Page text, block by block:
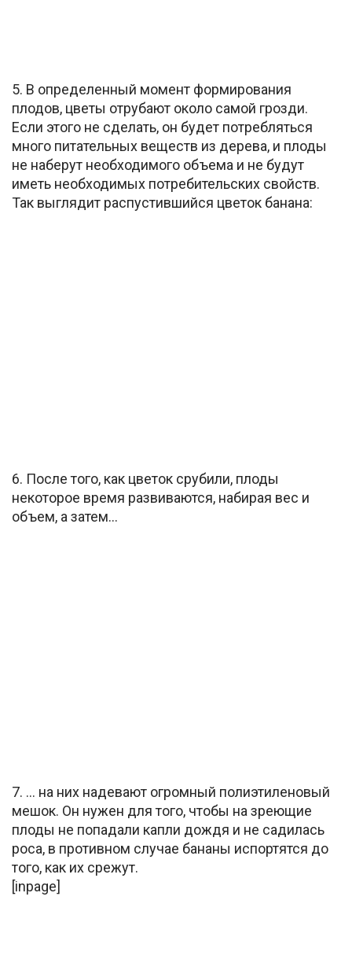
5. В определенный момент формирования
плодов, цветы отрубают около самой грозди.
Если этого не сделать, он будет потребляться
много питательных веществ из дерева, и плоды
не наберут необходимого объема и не будут
иметь необходимых потребительских свойств.
Так выглядит распустившийся цветок банана:
6. После того, как цветок срубили, плоды
некоторое время развиваются, набирая вес и
объем, а затем…
7. … на них надевают огромный полиэтиленовый
мешок. Он нужен для того, чтобы на зреющие
плоды не попадали капли дождя и не садилась
роса, в противном случае бананы испортятся до
того, как их срежут.
[inpage]